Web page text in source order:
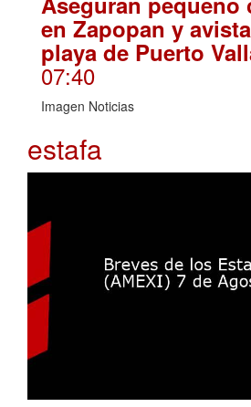
en Zapopan y
playa de Puerto
07:40
Imagen Noticias
estafa